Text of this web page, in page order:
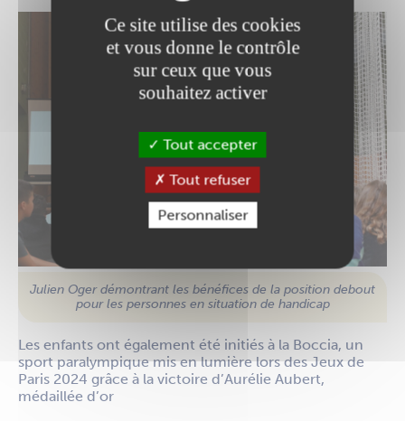
Julien Oger démontrant les bénéfices de la position debout
pour les personnes en situation de handicap
Les enfants ont également été initiés à la Boccia, un
sport paralympique mis en lumière lors des Jeux de
Paris 2024 grâce à la victoire d’Aurélie Aubert,
médaillée d’or
Ce site utilise des cookies
et vous donne le contrôle
sur ceux que vous
souhaitez activer
Tout accepter
Tout refuser
Personnaliser